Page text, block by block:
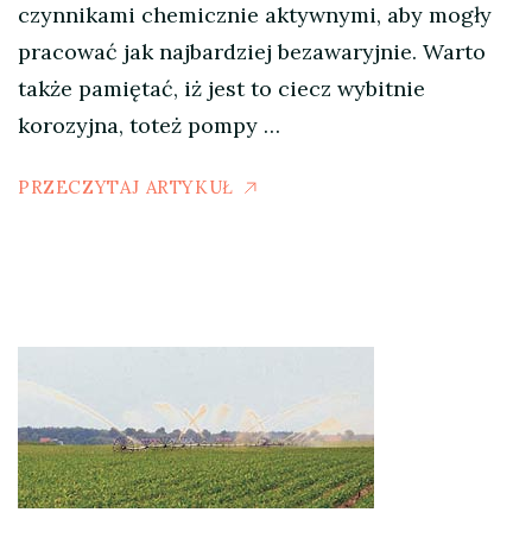
czynnikami chemicznie aktywnymi, aby mogły
pracować jak najbardziej bezawaryjnie. Warto
także pamiętać, iż jest to ciecz wybitnie
korozyjna, toteż pompy …
PRZECZYTAJ ARTYKUŁ